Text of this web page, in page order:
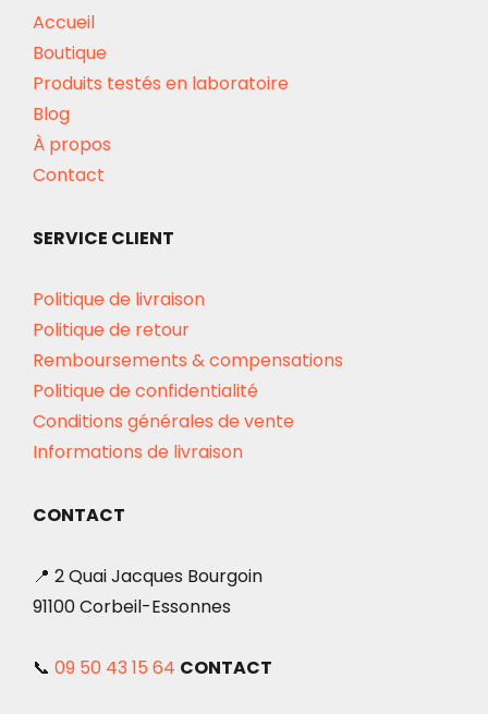
Accueil
Boutique
Produits testés en laboratoire
Blog
À propos
Contact
SERVICE CLIENT
Politique de livraison
Politique de retour
Remboursements & compensations
Politique de confidentialité
Conditions générales de vente
Informations de livraison
CONTACT
📍 2 Quai Jacques Bourgoin
91100 Corbeil-Essonnes
📞 09 50 43 15 64 CONTACT